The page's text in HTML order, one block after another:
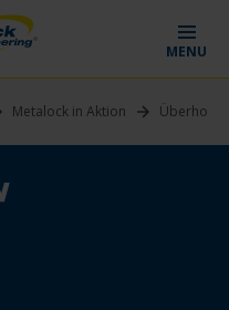
MENU
Metalock in Aktion